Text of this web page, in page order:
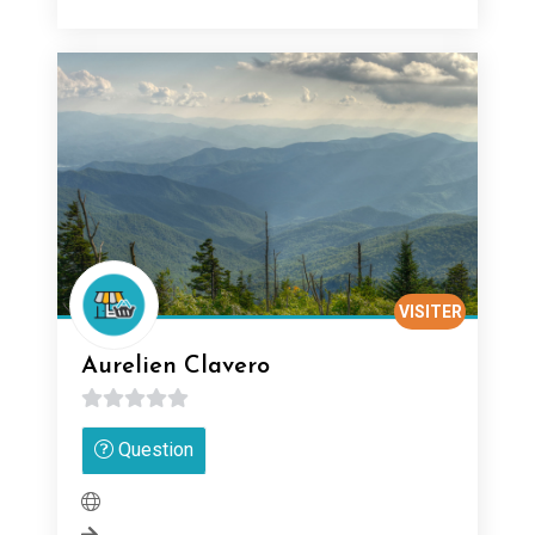
Aurelien Clavero
0
sur Question
VISITER